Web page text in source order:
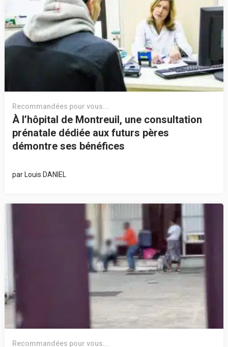
Recommandées pour vous...
À l’hôpital de Montreuil, une consultation
prénatale dédiée aux futurs pères
démontre ses bénéfices
par Louis DANIEL
Recommandées pour vous...